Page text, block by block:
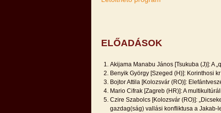
ELŐADÁSOK
Akijama Manabu János [Tsukuba (J)]: A
Benyik György [Szeged (H)]: Korinthosi
Bojtor Attila [Kolozsvár (RO)]:
Mario Cifrak [Zagreb (HR)]: A
Czire Szabolcs [Kolozsvár (RO)]:
gazdag(ság) vallási konfliktusa a Jakab-